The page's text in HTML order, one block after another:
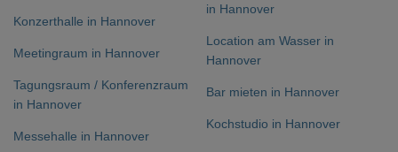
Konzerthalle in Hannover
Meetingraum in Hannover
Tagungsraum / Konferenzraum
in Hannover
Messehalle in Hannover
in Hannover
Location am Wasser in
Hannover
Bar mieten in Hannover
Kochstudio in Hannover